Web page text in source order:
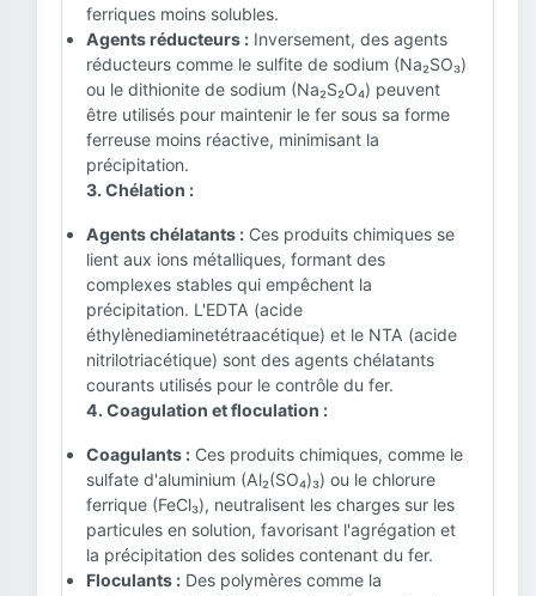
ferriques moins solubles.
Agents réducteurs : Inversement, des agents
réducteurs comme le sulfite de sodium (Na₂SO₃)
ou le dithionite de sodium (Na₂S₂O₄) peuvent
être utilisés pour maintenir le fer sous sa forme
ferreuse moins réactive, minimisant la
précipitation.
3. Chélation :
Agents chélatants : Ces produits chimiques se
lient aux ions métalliques, formant des
complexes stables qui empêchent la
précipitation. L'EDTA (acide
éthylènediaminetétraacétique) et le NTA (acide
nitrilotriacétique) sont des agents chélatants
courants utilisés pour le contrôle du fer.
4. Coagulation et floculation :
Coagulants : Ces produits chimiques, comme le
sulfate d'aluminium (Al₂(SO₄)₃) ou le chlorure
ferrique (FeCl₃), neutralisent les charges sur les
particules en solution, favorisant l'agrégation et
la précipitation des solides contenant du fer.
Floculants : Des polymères comme la